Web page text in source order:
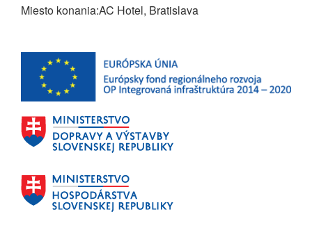
Miesto konaniaAC Hotel, Bratislava